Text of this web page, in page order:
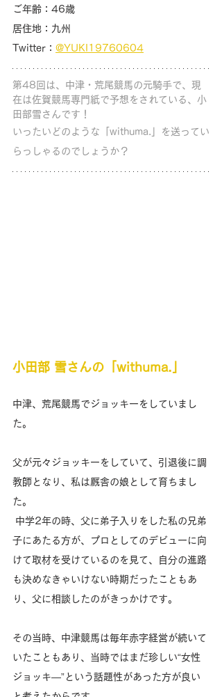
ご年齢：46歳
居住地：九州
Twitter： @YUKI19760604
第48回は、中津・荒尾競馬の元騎手で、現
在は佐賀競馬専門紙で予想をされている、小
田部雪さんです！
いったいどのような「withuma.」を送ってい
らっしゃるのでしょうか？
小田部 雪さんの「withuma.」
中津、荒尾競馬でジョッキーをしていまし
た。
父が元々ジョッキーをしていて、引退後に調
教師となり、私は厩舎の娘として育ちまし
た。
子にあたる方が、プロとしてのデビューに向
けて取材を受けているのを見て、自分の進路
も決めなきゃいけない時期だったこともあ
り、父に相談したのがきっかけです。
その当時、中津競馬は毎年赤字経営が続いて
いたこともあり、当時ではまだ珍しい“女性
ジョッキ―”という話題性があった方が良い